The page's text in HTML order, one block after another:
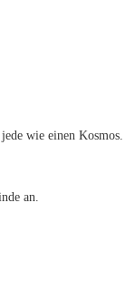
wie einen Kosmos.
an.